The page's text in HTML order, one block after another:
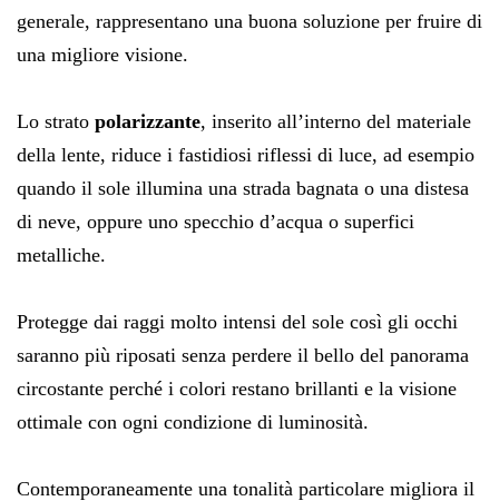
generale, rappresentano una buona soluzione per fruire di
una migliore visione.
Lo strato polarizzante, inserito all’interno del materiale
della lente, riduce i fastidiosi riflessi di luce, ad esempio
quando il sole illumina una strada bagnata o una distesa
di neve, oppure uno specchio d’acqua o superfici
metalliche.
Protegge dai raggi molto intensi del sole così gli occhi
saranno più riposati senza perdere il bello del panorama
circostante perché i colori restano brillanti e la visione
ottimale con ogni condizione di luminosità.
Contemporaneamente una tonalità particolare migliora il